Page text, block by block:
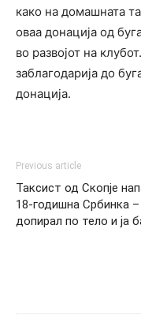
како на домашната
оваа донација од
во развојот на
заблагодарија до
донација.
Previous article
Таксист од Скопје
18-годишна Србинка –
допирал по тело и ја